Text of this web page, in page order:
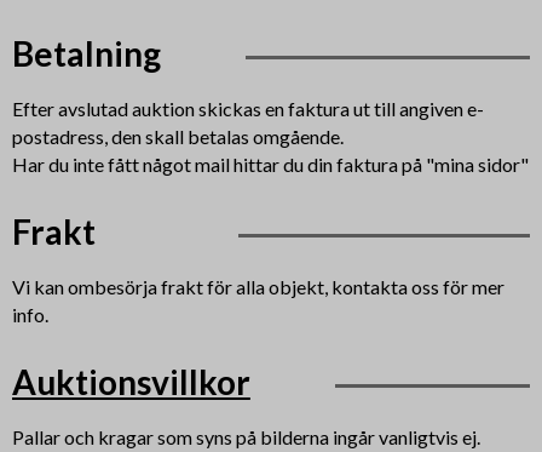
Betalning
Efter avslutad auktion skickas en faktura ut till angiven e-
postadress, den skall betalas omgående.
Har du inte fått något mail hittar du din faktura på "mina sidor"
Frakt
Vi kan ombesörja frakt för alla objekt, kontakta oss för mer
info.
Auktionsvillkor
Pallar och kragar som syns på bilderna ingår vanligtvis ej.